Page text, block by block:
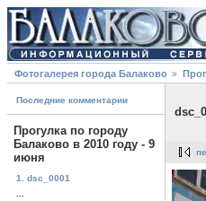
Фотогалерея города Балаково
Последние комментарии
Прогулка по городу
Балаково в 2010 году - 9
июня
1. dsc_0001